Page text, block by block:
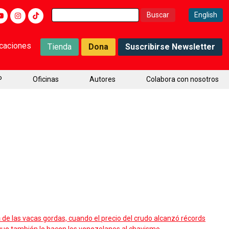
Buscar: English
Tienda Dona Suscribirse Newsletter
Oficinas Autores Colabora con nosotros
las vacas gordas, cuando el precio del crudo alcanzó récords